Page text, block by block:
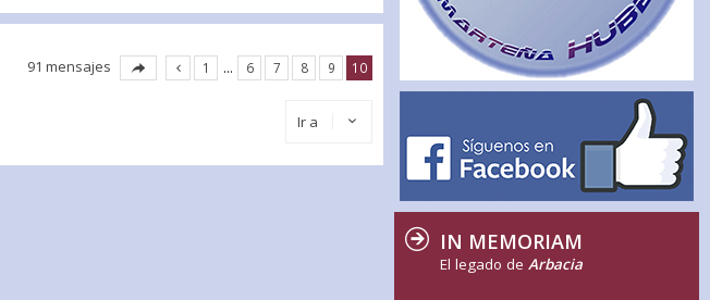
91 mensajes 1 … 6 7 8 9 10
Ir a
IN MEMORIAM
El legado de Arbacia